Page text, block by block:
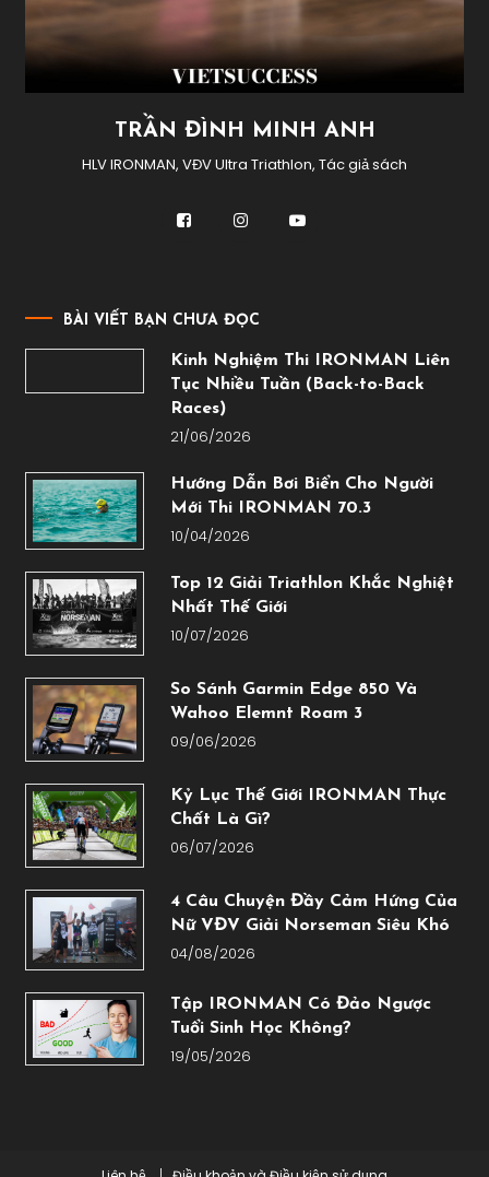
TRẦN ĐÌNH MINH ANH
HLV IRONMAN, VĐV Ultra Triathlon, Tác giả sách
BÀI VIẾT BẠN CHƯA ĐỌC
Kinh Nghiệm Thi IRONMAN Liên
Tục Nhiều Tuần (Back-to-Back
Races)
21/06/2026
Hướng Dẫn Bơi Biển Cho Người
Mới Thi IRONMAN 70.3
10/04/2026
Top 12 Giải Triathlon Khắc Nghiệt
Nhất Thế Giới
10/07/2026
So Sánh Garmin Edge 850 Và
Wahoo Elemnt Roam 3
09/06/2026
Kỷ Lục Thế Giới IRONMAN Thực
Chất Là Gì?
06/07/2026
4 Câu Chuyện Đầy Cảm Hứng Của
Nữ VĐV Giải Norseman Siêu Khó
04/08/2026
Tập IRONMAN Có Đảo Ngược
Tuổi Sinh Học Không?
19/05/2026